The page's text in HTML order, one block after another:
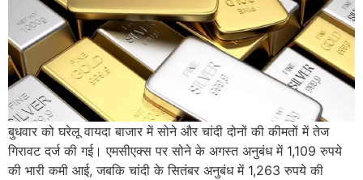
बुधवार को घरेलू वायदा बाजार में सोने और चांदी दोनों की कीमतों में तेज
गिरावट दर्ज की गई। एमसीएक्स पर सोने के अगस्त अनुबंध में 1,109 रुपये
की भारी कमी आई, जबकि चांदी के सितंबर अनुबंध में 1,263 रुपये की